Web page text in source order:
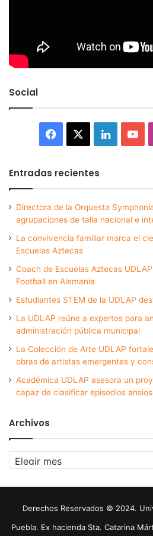
Social
Facebook LinkedIn
Entradas recientes
Directora de la Orquesta
agrupaciones de talla nacional e
La convivencia familiar marca el
Escuelas Aztecas
Coach de Escuelas Aztecas
Football en Alemania
Estudiantes STEM de la UDLAP
La UDLAP reúne a expertos para
administración pública municipal
La Colección de Arte UDLAP
obras de artistas emergentes y
Académica UDLAP asesora un
capaz de clasificar episodios
Archivos
Archivos
Derechos Reservados © 2024.
Puebla. Ex hacienda Sta. Catarina